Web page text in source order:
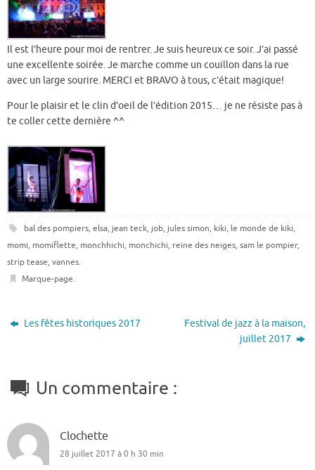
Il est l’heure pour moi de rentrer. Je suis heureux ce soir. J’ai passé
une excellente soirée. Je marche comme un couillon dans la rue
avec un large sourire. MERCI et BRAVO à tous, c’était magique!
Pour le plaisir et le clin d’oeil de l’édition 2015… je ne résiste pas à
te coller cette dernière ^^
bal des pompiers, elsa, jean teck, job, jules simon, kiki, le monde de kiki,
momi, momiflette, monchhichi, monchichi, reine des neiges, sam le pompier,
strip tease, vannes.
Marque-page.
Les fêtes historiques 2017
Festival de jazz à la maison,
juillet 2017
Un commentaire :
Clochette
28 juillet 2017 à 0 h 30 min